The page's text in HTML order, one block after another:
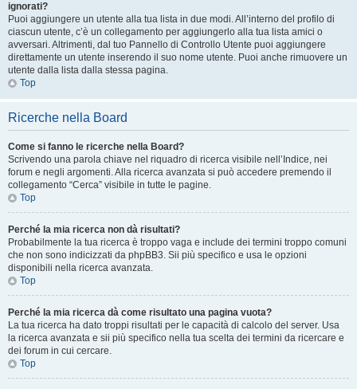
ignorati?
Puoi aggiungere un utente alla tua lista in due modi. All’interno del profilo di
ciascun utente, c’è un collegamento per aggiungerlo alla tua lista amici o
avversari. Altrimenti, dal tuo Pannello di Controllo Utente puoi aggiungere
direttamente un utente inserendo il suo nome utente. Puoi anche rimuovere un
utente dalla lista dalla stessa pagina.
Top
Ricerche nella Board
Come si fanno le ricerche nella Board?
Scrivendo una parola chiave nel riquadro di ricerca visibile nell’Indice, nei
forum e negli argomenti. Alla ricerca avanzata si può accedere premendo il
collegamento “Cerca” visibile in tutte le pagine.
Top
Perché la mia ricerca non dà risultati?
Probabilmente la tua ricerca è troppo vaga e include dei termini troppo comuni
che non sono indicizzati da phpBB3. Sii più specifico e usa le opzioni
disponibili nella ricerca avanzata.
Top
Perché la mia ricerca dà come risultato una pagina vuota?
La tua ricerca ha dato troppi risultati per le capacità di calcolo del server. Usa
la ricerca avanzata e sii più specifico nella tua scelta dei termini da ricercare e
dei forum in cui cercare.
Top